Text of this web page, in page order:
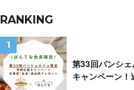
RANKING
第33回パンシ
キャンペーン！